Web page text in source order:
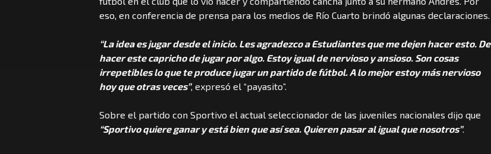
eso, en conferencia de prensa para los medios de Río Cuarto brindó algunas declaraciones.
“La idea es jugar desde el inicio. Les agradezco a Estudiantes que me dejen hacer esto. De
hacer este capricho de jugar por algo. Estoy igual de nervioso y ansioso. Son cosas
irrepetibles lo que te produce jugar un partido de fútbol. A lo mejor estoy más nervioso
hoy que otras veces”, expresó el “payasito”.
Sobre el partido con Sportivo el actual seleccionador de las juveniles nacionales dijo que
“Sportivo quiere ganar y está bien que así sea. Quieren pasar al igual que nosotros”.